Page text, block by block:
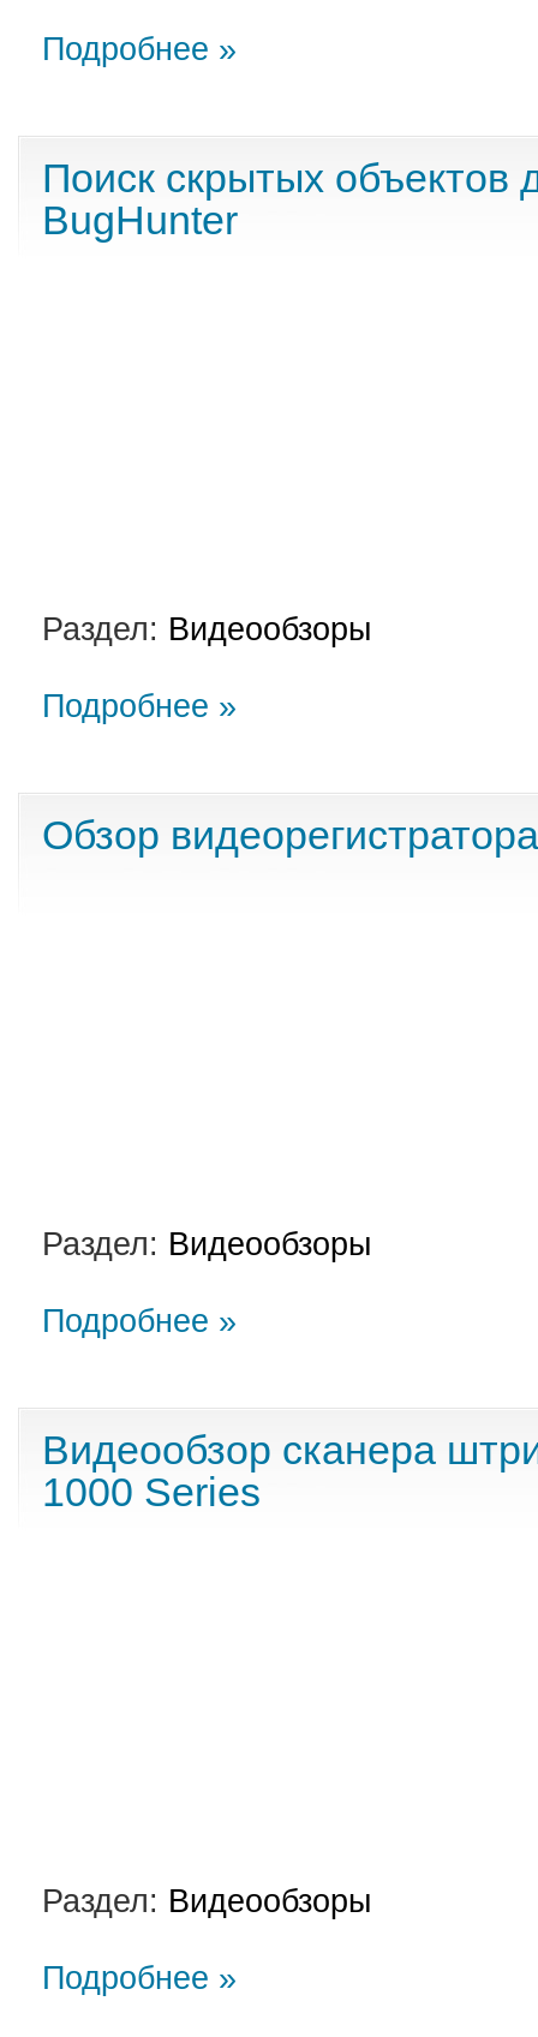
Подробнее »
Поиск скрытых объектов
BugHunter
Раздел: Видеообзоры
Подробнее »
Обзор
Раздел: Видеообзоры
Подробнее »
Видеообзор сканера
1000 Series
Раздел: Видеообзоры
Подробнее »